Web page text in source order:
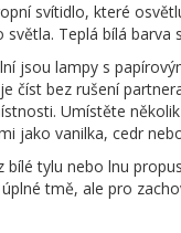
svítidlo, které
Teplá bílá
jsou lampy s
číst bez rušení
Umístěte
jako vanilka, cedr
tylu nebo lnu
tmě, ale pro